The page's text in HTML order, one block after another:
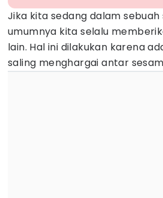
Jika kita sedang dalam
umumnya kita selalu
lain. Hal ini dilakukan karena
saling menghargai antar